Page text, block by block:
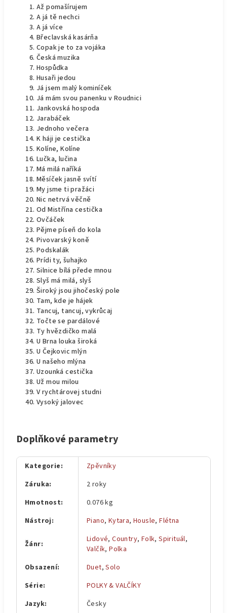
Až pomašírujem
A já tě nechci
A já více
Břeclavská kasárňa
Copak je to za vojáka
Česká muzika
Hospůdka
Husaři jedou
Já jsem malý kominíček
Já mám svou panenku v Roudnici
Jankovská hospoda
Jarabáček
Jednoho večera
K háji je cestička
Kolíne, Kolíne
Lučka, lučina
Má milá naříká
Měsíček jasně svítí
My jsme ti pražáci
Nic netrvá věčně
Od Mistřína cestička
Ovčáček
Pějme píseň do kola
Pivovarský koně
Podskalák
Prídi ty, šuhajko
Silnice bílá přede mnou
Slyš má milá, slyš
Široký jsou jihočeský pole
Tam, kde je hájek
Tancuj, tancuj, vykrůcaj
Točte se pardálové
Ty hvězdičko malá
U Brna louka široká
U Čejkovic mlýn
U našeho mlýna
Uzounká cestička
Už mou milou
V rychtárovej studni
Vysoký jalovec
Doplňkové parametry
Kategorie:
Zpěvníky
Záruka:
2 roky
Hmotnost:
0.076 kg
Nástroj: Piano, Kytara,Housle,Flétna
Žánr: Lidové,Country, Folk,Spirituál,
Valčík,Polka
Obsazení: Duet,Solo
Série:
POLKY & VALČÍKY
Jazyk: Česky